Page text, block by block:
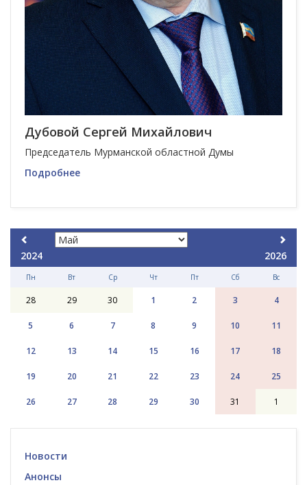
Дубовой Сергей Михайлович
Председатель Мурманской областной Думы
Подробнее
2024 2026
Пн Вт Ср Чт Пт Сб Вс
28 29 30 1 2 3 4
5 6 7 8 9 10 11
12 13 14 15 16 17 18
19 20 21 22 23 24 25
26 27 28 29 30 31 1
Новости
Анонсы